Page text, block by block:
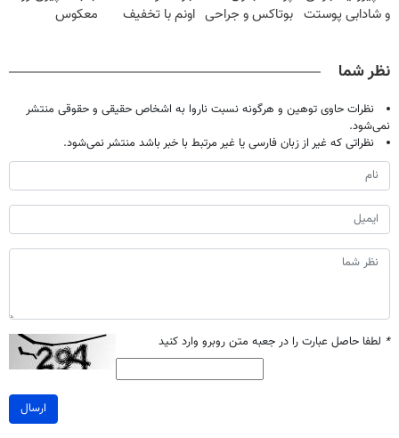
و شادابی پوستت بوتاکس و جراحی اونم با تخفیف
معکوس
نظر شما
نظرات حاوی توهین و هرگونه نسبت ناروا به اشخاص حقیقی و حقوقی منتشر
نمی‌شود.
نظراتی که غیر از زبان فارسی یا غیر مرتبط با خبر باشد منتشر نمی‌شود.
* لطفا حاصل عبارت را در جعبه متن روبرو وارد کنید
ارسال